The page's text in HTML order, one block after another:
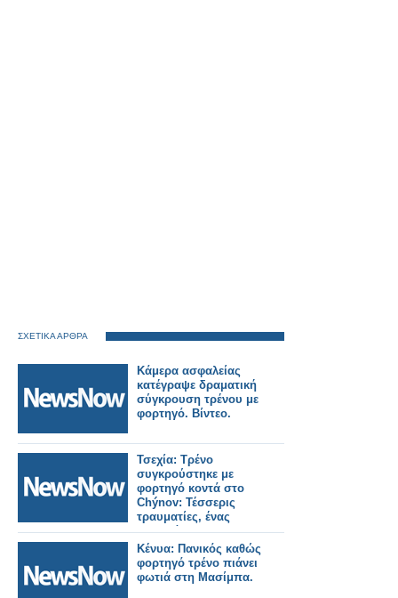
ΣΧΕΤΙΚΑ ΑΡΘΡΑ
Κάμερα ασφαλείας
κατέγραψε δραματική
σύγκρουση τρένου με
φορτηγό. Βίντεο.
Τσεχία: Τρένο
συγκρούστηκε με
φορτηγό κοντά στο
Chýnov: Τέσσερις
τραυματίες, ένας
σοβαρά.
Κένυα: Πανικός καθώς
φορτηγό τρένο πιάνει
φωτιά στη Μασίμπα.